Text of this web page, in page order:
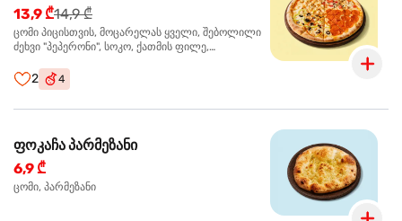
13,9 ₾14,9 ₾
ცომი პიცისთვის, მოცარელას ყველი, შებოლილი
ძეხვი "პეპერონი", სოკო, ქათმის ფილე,
2 4
ფოკაჩა პარმეზანი
6,9 ₾
ცომი, პარმეზანი